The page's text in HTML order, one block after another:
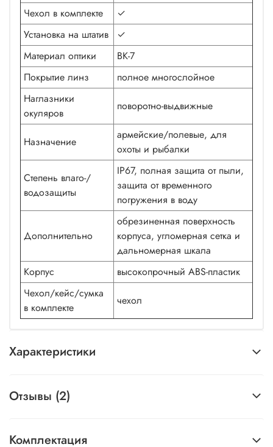
Чехол в комплекте
✓
Установка на штатив
✓
Материал оптики
BK-7
Покрытие линз
полное многослойное
Наглазники
окуляров
поворотно-выдвижные
Назначение
армейские/полевые, для
охоты и рыбалки
Степень влаго-/
водозащиты
IP67, полная защита от пыли,
защита от временного
погружения в воду
Дополнительно
обрезиненная поверхность
корпуса, угломерная сетка и
дальномерная шкала
Корпус
высокопрочный ABS-пластик
Чехол/кейс/сумка
в комплекте
чехол
Характеристики
Отзывы (2)
Комплектация